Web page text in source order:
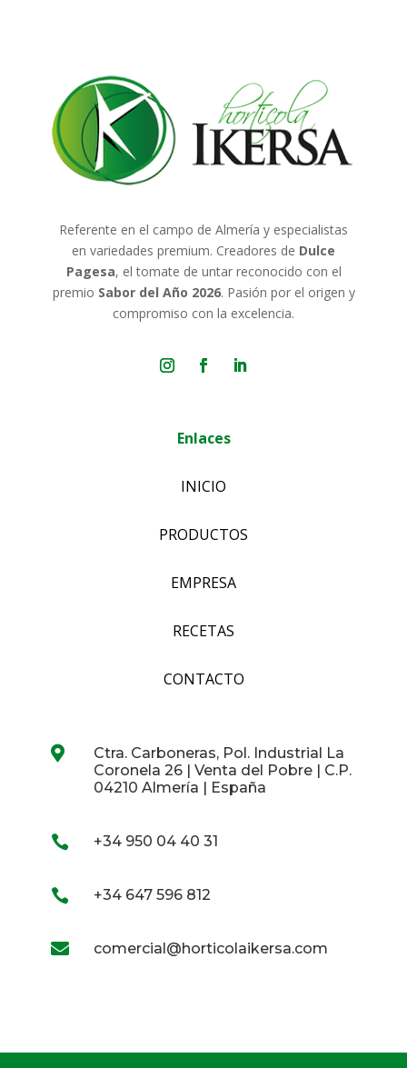
Referente en el campo de Almería y especialistas
en variedades premium. Creadores de Dulce
Pagesa, el tomate de untar reconocido con el
premio Sabor del Año 2026. Pasión por el origen y
compromiso con la excelencia.
Enlaces
INICIO
PRODUCTOS
EMPRESA
RECETAS
CONTACTO

Ctra. Carboneras, Pol. Industrial La
Coronela 26 | Venta del Pobre | C.P.
04210 Almería | España
 +34 950 04 40 31
 +34 647 596 812
 comercial@horticolaikersa.com